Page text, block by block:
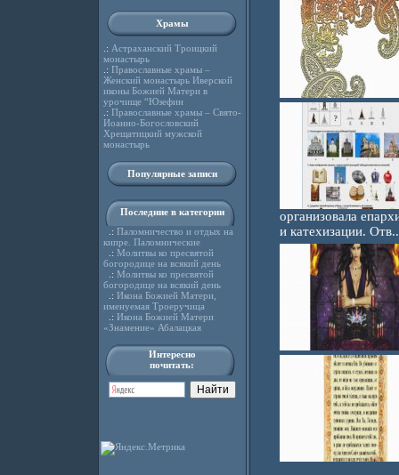
Храмы
.: Астраханский Троицкий
монастырь
.: Православные храмы –
Женский монастырь Иверской
иконы Божией Матери в
урочище “Юзефин
.: Православные храмы – Свято-
Иоанно-Богословский
Хрещатицкий мужской
монастырь
Популярные записи
Последние в категории
.: Паломничество и отдых на
кипре. Паломнические
.: Молитвы ко пресвятой
богородице на всякий день
.: Молитвы ко пресвятой
богородице на всякий день
.: Икона Божией Матери,
именуемая Троеручица
.: Икона Божией Матери
«Знамение» Абалацкая
Интересно
почитать:
организовала
и катехизации.